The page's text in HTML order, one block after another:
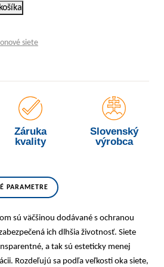
z nylonu 50 x 50
siete
Záruka
kvality
Slovenský
výrobca
PARAMETRE
sú väčšinou dodávané s ochranou
ich dlhšia životnosť. Siete
a tak sú esteticky menej
Rozdeľujú sa podľa veľkosti oka siete,